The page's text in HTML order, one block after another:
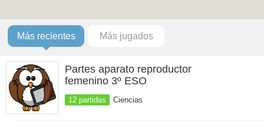
Más recientes Más jugados
Partes aparato reproductor
femenino 3º ESO
12 partidas Ciencias